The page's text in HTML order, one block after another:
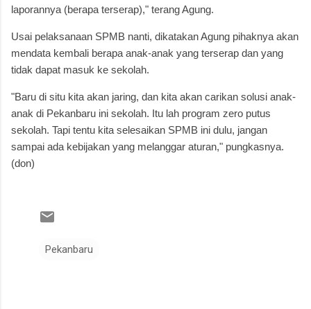
laporannya (berapa terserap)," terang Agung.
Usai pelaksanaan SPMB nanti, dikatakan Agung pihaknya akan
mendata kembali berapa anak-anak yang terserap dan yang
tidak dapat masuk ke sekolah.
"Baru di situ kita akan jaring, dan kita akan carikan solusi anak-
anak di Pekanbaru ini sekolah. Itu lah program zero putus
sekolah. Tapi tentu kita selesaikan SPMB ini dulu, jangan
sampai ada kebijakan yang melanggar aturan," pungkasnya.
(don)
Pekanbaru